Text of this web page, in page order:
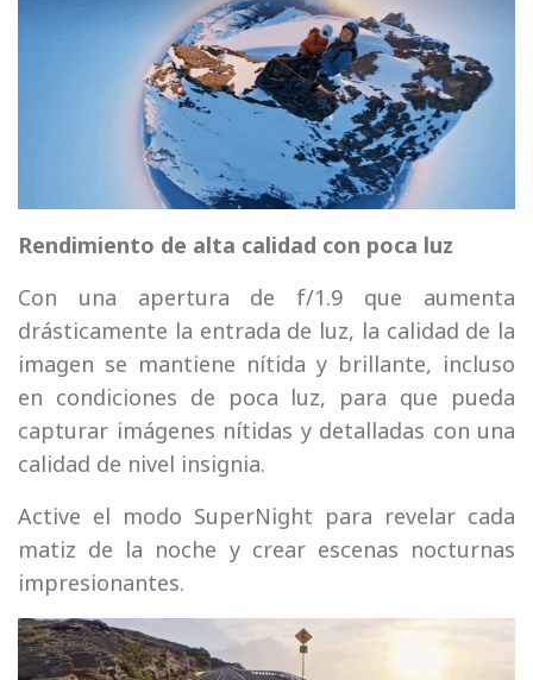
Rendimiento de alta calidad con poca luz
Con una apertura de f/1.9 que aumenta
drásticamente la entrada de luz, la calidad de la
imagen se mantiene nítida y brillante, incluso
en condiciones de poca luz, para que pueda
capturar imágenes nítidas y detalladas con una
calidad de nivel insignia.
Active el modo SuperNight para revelar cada
matiz de la noche y crear escenas nocturnas
impresionantes.